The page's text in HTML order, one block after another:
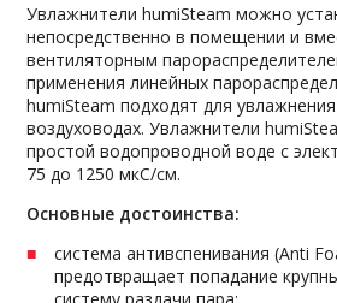
Увлажнители humiSteam можно
непосредственно в помещении и
вентиляторным
применения линейных
humiSteam подходят для
воздуховодах. Увлажнители
простой водопроводной воде с
75 до 1250 мкС/см.
Основные достоинства:
система антивспенивания (Anti
предотвращает попадание